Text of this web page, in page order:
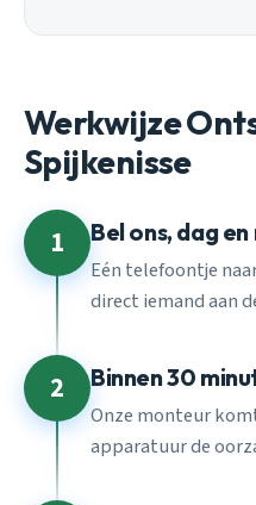
Werkwijze
Spijkenisse
1 Bel ons, dag
Eén telefoontje
direct iemand aan
2 Binnen 30
Onze monteur
apparatuur de